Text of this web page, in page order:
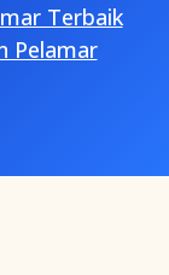
Terbaik
Pelamar